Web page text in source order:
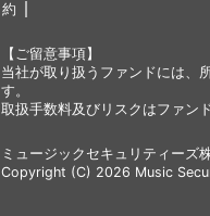
約
【ご留意事項】
当社が取り扱うファンドには、
す。
取扱手数料及びリスクはファン
ミュージックセキュリティー
Copyright (C) 2026 Music